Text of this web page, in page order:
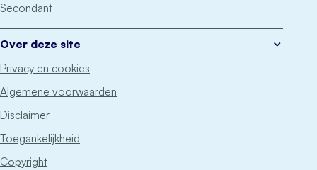
Secondant
Over deze site
Privacy en cookies
Algemene voorwaarden
Disclaimer
Toegankelijkheid
Copyright